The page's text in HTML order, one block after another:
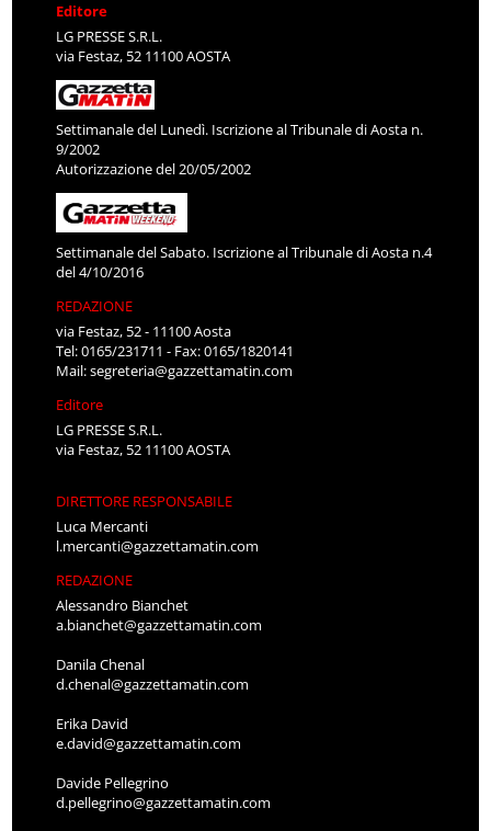
Editore
LG PRESSE S.R.L.
via Festaz, 52 11100 AOSTA
Settimanale del Lunedì. Iscrizione al Tribunale di Aosta n.
9/2002
Autorizzazione del 20/05/2002
Settimanale del Sabato. Iscrizione al Tribunale di Aosta n.4
del 4/10/2016
REDAZIONE
via Festaz, 52 - 11100 Aosta
Tel: 0165/231711 - Fax: 0165/1820141
Mail:segreteria@gazzettamatin.com
Editore
LG PRESSE S.R.L.
via Festaz, 52 11100 AOSTA
DIRETTORE RESPONSABILE
Luca Mercanti
l.mercanti@gazzettamatin.com
REDAZIONE
Alessandro Bianchet
a.bianchet@gazzettamatin.com
Danila Chenal
d.chenal@gazzettamatin.com
Erika David
e.david@gazzettamatin.com
Davide Pellegrino
d.pellegrino@gazzettamatin.com